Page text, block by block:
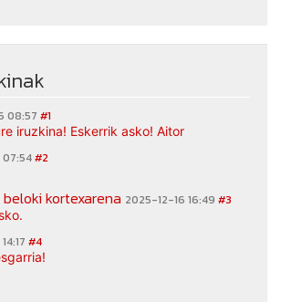
08:57 #1
iruzkina! Eskerrik asko! Aitor
#2
kortexarena 2025-12-16 16:49 #3
#4